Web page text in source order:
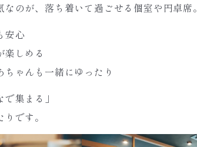
のが、落ち着いて過ごせる個室や円卓席。
安心
楽しめる
ちゃんも一緒にゆったり
集まる」
です。